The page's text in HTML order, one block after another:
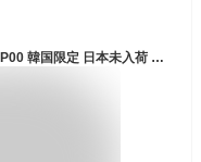
[THE NORTH FACE]SUPER PACK NM2DP00 韓国限定 日本未入荷 ホワイトラベル 中学生 高校生 大学生 男女兼用 シンプルミニポーチ お得 韓国 正規品 30L 大容量 2023バージョン変更ノースフェイス リュック nm2dp00j